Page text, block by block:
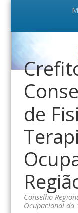
de
Conselho
Ocupacional da